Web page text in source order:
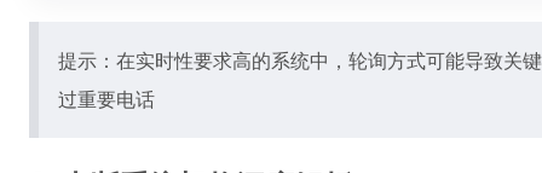
提示：在实时性要求高的系统中，轮询方式可能导致关
过重要电话